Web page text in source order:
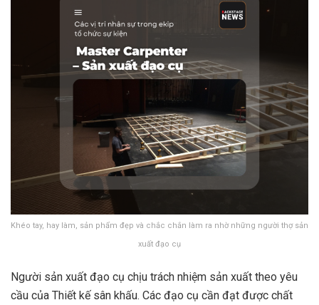
Khéo tay, hay làm, sản phẩm đẹp và chắc chắn làm ra nhờ những người thợ sản
xuất đạo cụ
Người sản xuất đạo cụ chịu trách nhiệm sản xuất theo yêu
cầu của Thiết kế sân khấu. Các đạo cụ cần đạt được chất